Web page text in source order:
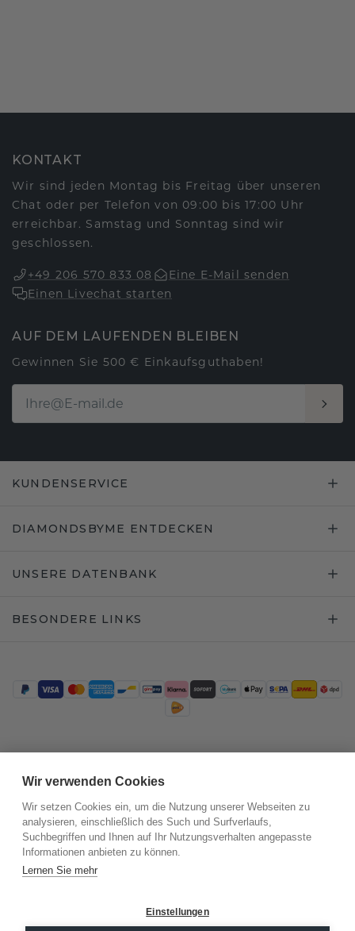
KONTAKT
Wir sind jeden Montag bis Freitag über unseren
Chat oder per Telefon von 09:00 bis 17:00 Uhr
erreichbar. Samstag und Sonntag sind wir
geschlossen.
+49 206 570 833 08
Eine E-Mail senden
Einen Livechat starten
AUF DEM LAUFENDEN BLEIBEN
Gewinnen Sie 500 € Einkaufsguthaben!
KUNDENSERVICE
DIAMONDSBYME ENTDECKEN
UNSERE DATENBANK
BESONDERE LINKS
©2026.DiamondsByMe
Wir verwenden Cookies
Wir setzen Cookies ein, um die Nutzung unserer Webseiten zu
analysieren, einschließlich des Such und Surfverlaufs,
Suchbegriffen und Ihnen auf Ihr Nutzungsverhalten angepasste
Informationen anbieten zu können.
Lernen Sie mehr
Einstellungen